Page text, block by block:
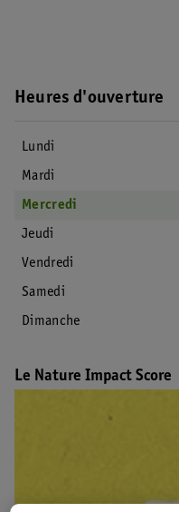
Heures d'ouverture
Lundi
Mardi
Mercredi
Jeudi
Vendredi
Samedi
Dimanche
Le Nature Impact Score